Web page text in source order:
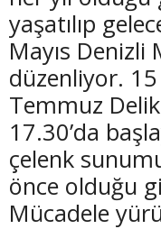
yaşatılıp
Mayıs
düzenliyor.
Temmuz
17.30’da
çelenk
önce olduğu
Mücadele
(20 Şubat - 20 Mart)
Balık Burcunun